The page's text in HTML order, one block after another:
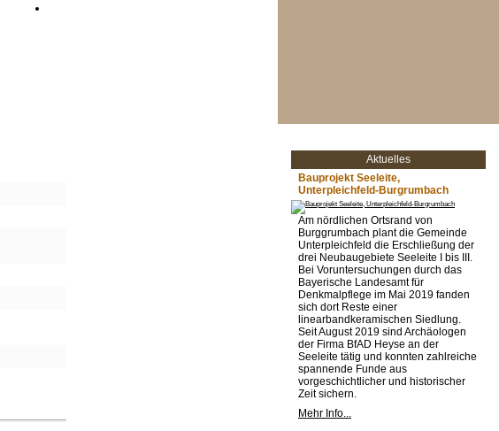
Aktuelles
Bauprojekt Seeleite,
Unterpleichfeld-Burgrumbach
Am nördlichen Ortsrand von
Burggrumbach plant die Gemeinde
Unterpleichfeld die Erschließung der
drei Neubaugebiete Seeleite I bis III.
Bei Voruntersuchungen durch das
Bayerische Landesamt für
Denkmalpflege im Mai 2019 fanden
sich dort Reste einer
linearbandkeramischen Siedlung.
Seit August 2019 sind Archäologen
der Firma BfAD Heyse an der
Seeleite tätig und konnten zahlreiche
spannende Funde aus
vorgeschichtlicher und historischer
Zeit sichern.
Mehr Info...